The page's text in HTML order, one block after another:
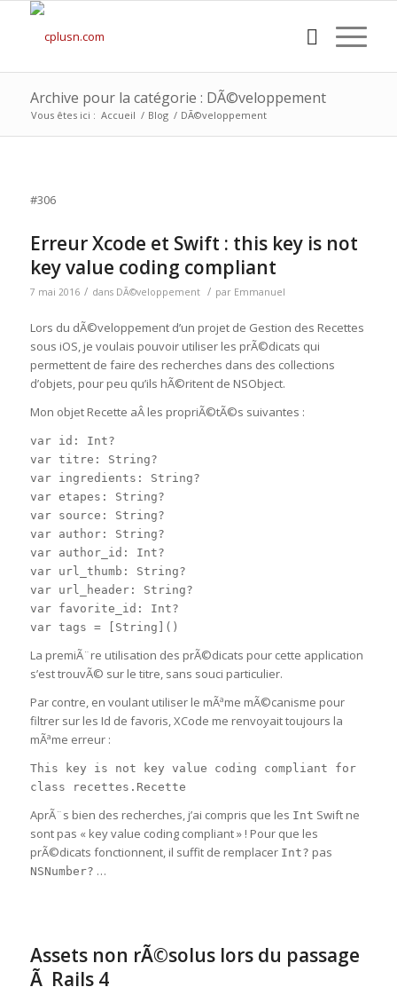
Archive pour la catégorie : DÃ©veloppement
Vous êtes ici : Accueil / Blog / DÃ©veloppement
#306
Erreur Xcode et Swift : this key is not
key value coding compliant
7 mai 2016 / dans DÃ©veloppement / par Emmanuel
Lors du dÃ©veloppement d’un projet de Gestion des Recettes
sous iOS, je voulais pouvoir utiliser les prÃ©dicats qui
permettent de faire des recherches dans des collections
d’objets, pour peu qu’ils hÃ©ritent de NSObject.
Mon objet Recette aÂ les propriÃ©tÃ©s suivantes :
var id: Int?
var titre: String?
var ingredients: String?
var etapes: String?
var source: String?
var author: String?
var author_id: Int?
var url_thumb: String?
var url_header: String?
var favorite_id: Int?
var tags = [String]()
La premiÃ¨re utilisation des prÃ©dicats pour cette application
s’est trouvÃ© sur le titre, sans souci particulier.
Par contre, en voulant utiliser le mÃªme mÃ©canisme pour
filtrer sur les Id de favoris, XCode me renvoyait toujours la
mÃªme erreur :
This key is not key value coding compliant for
class recettes.Recette
AprÃ¨s bien des recherches, j’ai compris que les Int Swift ne
sont pas « key value coding compliant » ! Pour que les
prÃ©dicats fonctionnent, il suffit de remplacer Int? pas
NSNumber? …
Assets non rÃ©solus lors du passage
Ã Rails 4